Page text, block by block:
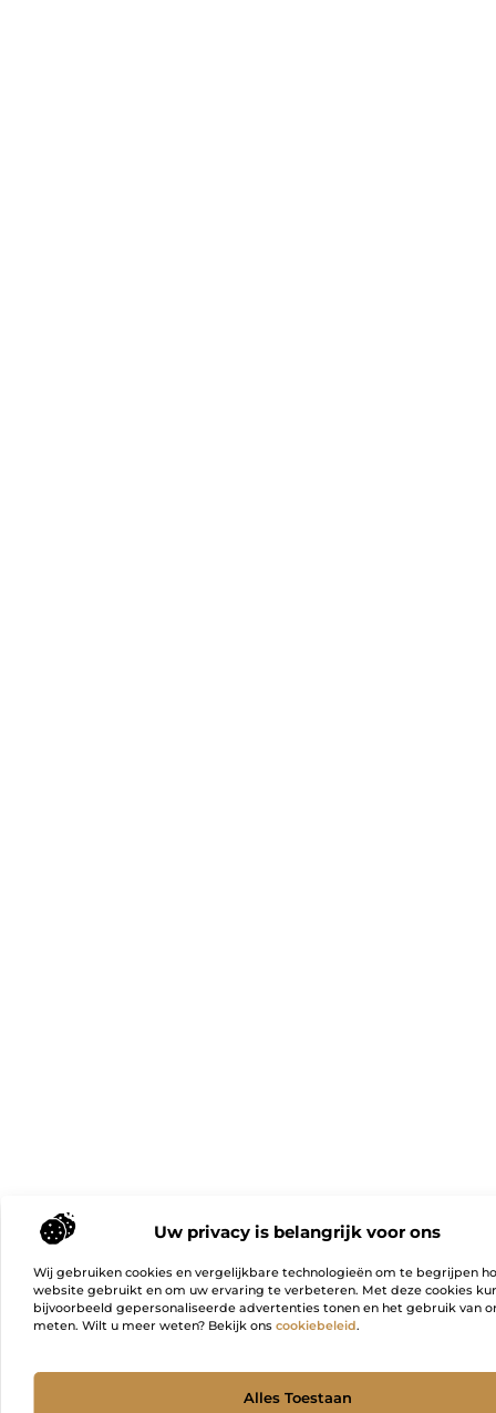
Uw privacy is belangrijk voor ons
Wij gebruiken cookies en vergelijkbare technologieën om te begrijpen
website gebruikt en om uw ervaring te verbeteren. Met deze cookies
bijvoorbeeld gepersonaliseerde advertenties tonen en het gebruik van
meten. Wilt u meer weten? Bekijk ons cookiebeleid.
Alles Toestaan